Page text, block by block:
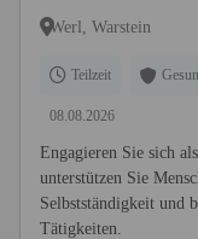
Werl, Warstein
Teilzeit
08.08.2026
Engagieren Sie sich
unterstützen Sie
Selbstständigkeit und
Tätigkeiten.